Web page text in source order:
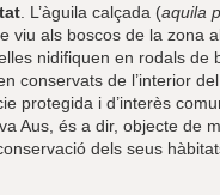
. L’àguila calçada (aquila
viu als boscos de la zona
nidifiquen en rodals de
conservats de l’interior
protegida i d’interès
Aus, és a dir, objecte de
dels seus